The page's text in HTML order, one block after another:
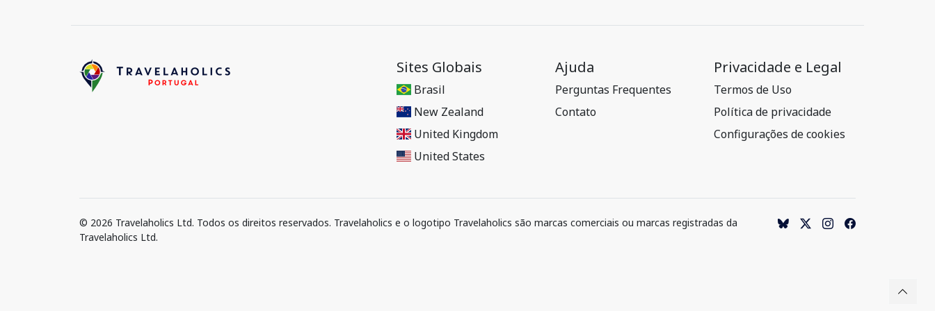
Sites Globais
Brasil
New Zealand
United Kingdom
United States
Ajuda
Perguntas Frequentes
Contato
Privacidade e Legal
Termos de Uso
Política de privacidade
Configurações de cookies
© 2026 Travelaholics Ltd. Todos os direitos reservados. Travelaholics e o logotipo Travelaholics são marcas comerciais ou marcas registradas da
Travelaholics Ltd.